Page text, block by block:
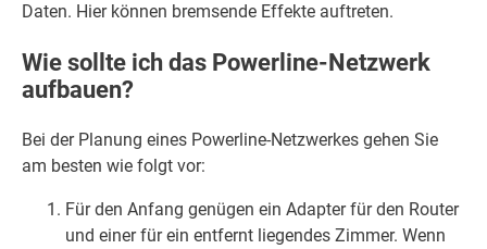
Daten. Hier können bremsende Effekte auftreten.
Wie sollte ich das Powerline-Netzwerk
aufbauen?
Bei der Planung eines Powerline-Netzwerkes gehen Sie
am besten wie folgt vor:
Für den Anfang genügen ein Adapter für den Router
und einer für ein entfernt liegendes Zimmer. Wenn